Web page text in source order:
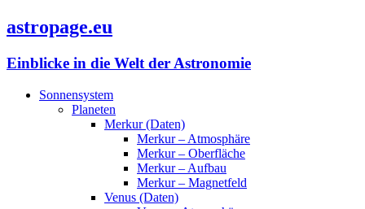
astropage.eu
Einblicke in die Welt der Astronomie
Sonnensystem
Planeten
Merkur (Daten)
Merkur – Atmosphäre
Merkur – Oberfläche
Merkur – Aufbau
Merkur – Magnetfeld
Venus (Daten)